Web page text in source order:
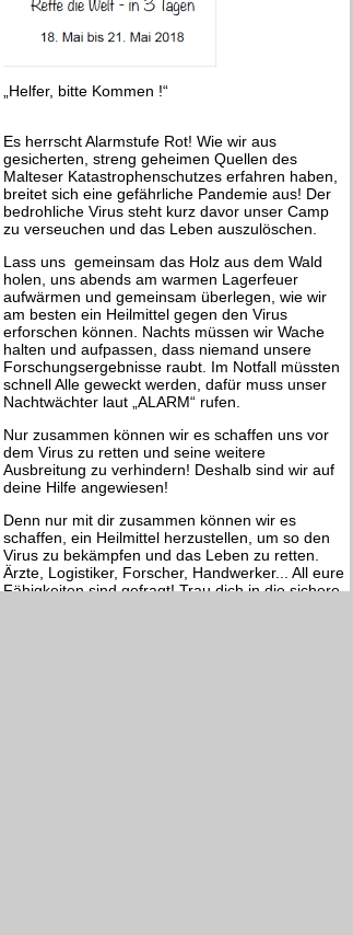
„Helfer, bitte Kommen !“
Es herrscht Alarmstufe Rot! Wie wir aus
gesicherten, streng geheimen Quellen des
Malteser Katastrophenschutzes erfahren haben,
breitet sich eine gefährliche Pandemie aus! Der
bedrohliche Virus steht kurz davor unser Camp
zu verseuchen und das Leben auszulöschen.
Lass uns gemeinsam das Holz aus dem Wald
holen, uns abends am warmen Lagerfeuer
aufwärmen und gemeinsam überlegen, wie wir
am besten ein Heilmittel gegen den Virus
erforschen können. Nachts müssen wir Wache
halten und aufpassen, dass niemand unsere
Forschungsergebnisse raubt. Im Notfall müssten
schnell Alle geweckt werden, dafür muss unser
Nachtwächter laut „ALARM“ rufen.
Nur zusammen können wir es schaffen uns vor
dem Virus zu retten und seine weitere
Ausbreitung zu verhindern! Deshalb sind wir auf
deine Hilfe angewiesen!
Denn nur mit dir zusammen können wir es
schaffen, ein Heilmittel herzustellen, um so den
Virus zu bekämpfen und das Leben zu retten.
Ärzte, Logistiker, Forscher, Handwerker... All eure
Fähigkeiten sind gefragt! Trau dich in die sichere